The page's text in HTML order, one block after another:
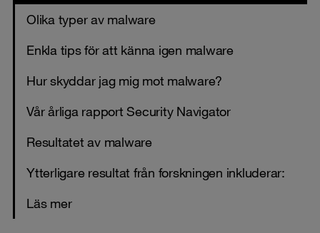
Olika typer av malware
Enkla tips för att känna igen malware
Hur skyddar jag mig mot malware?
Vår årliga rapport Security Navigator
Resultatet av malware
Ytterligare resultat från forskningen inkluderar:
Läs mer